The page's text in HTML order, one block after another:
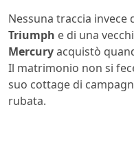
Nessuna traccia invece
Triumph e di una
Mercuryacquistò
Il matrimonio non si
suo cottage di
rubata.